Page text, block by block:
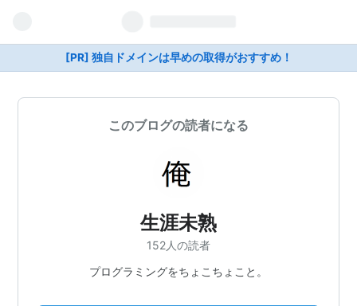
[PR] 独自ドメインは早めの取得がおすすめ！
このブログの読者になる
生涯未熟
152人の読者
プログラミングをちょこちょこと。